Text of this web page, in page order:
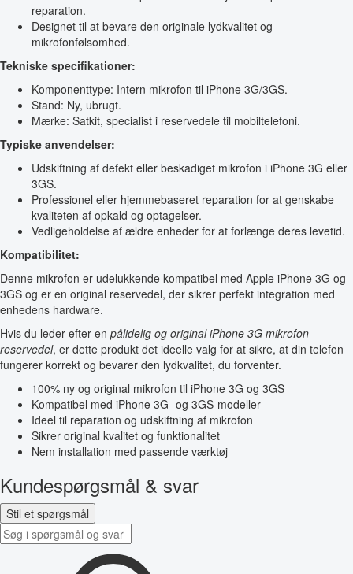
reparation.
Designet til at bevare den originale lydkvalitet og
mikrofonfølsomhed.
Tekniske specifikationer:
Komponenttype: Intern mikrofon til iPhone 3G/3GS.
Stand: Ny, ubrugt.
Mærke: Satkit, specialist i reservedele til mobiltelefoni.
Typiske anvendelser:
Udskiftning af defekt eller beskadiget mikrofon i iPhone 3G eller
3GS.
Professionel eller hjemmebaseret reparation for at genskabe
kvaliteten af opkald og optagelser.
Vedligeholdelse af ældre enheder for at forlænge deres levetid.
Kompatibilitet:
Denne mikrofon er udelukkende kompatibel med Apple iPhone 3G og
3GS og er en original reservedel, der sikrer perfekt integration med
enhedens hardware.
Hvis du leder efter en pålidelig og original iPhone 3G mikrofon
reservedel, er dette produkt det ideelle valg for at sikre, at din telefon
fungerer korrekt og bevarer den lydkvalitet, du forventer.
100% ny og original mikrofon til iPhone 3G og 3GS
Kompatibel med iPhone 3G- og 3GS-modeller
Ideel til reparation og udskiftning af mikrofon
Sikrer original kvalitet og funktionalitet
Nem installation med passende værktøj
Kundespørgsmål & svar
Stil et spørgsmål